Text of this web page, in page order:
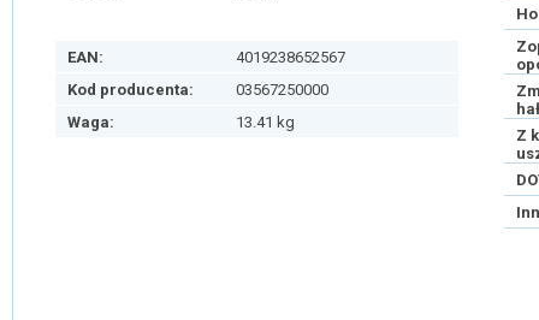
EAN:
4019238652567
Kod producenta:
03567250000
Waga:
13.41 kg
Z